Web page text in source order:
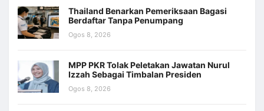
Thailand Benarkan Pemeriksaan Bagasi
Berdaftar Tanpa Penumpang
Ogos 8, 2026
MPP PKR Tolak Peletakan Jawatan Nurul
Izzah Sebagai Timbalan Presiden
Ogos 8, 2026